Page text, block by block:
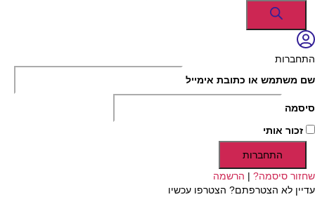
התחברות
שם משתמש או כתובת אימייל
סיסמה
זכור אותי
התחברות
שחזור סיסמה? | הרשמה
עדיין לא הצטרפתם? הצטרפו עכשיו